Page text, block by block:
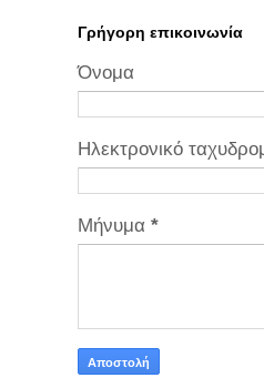
Γρήγορη επικοινωνία
Όνομα
Ηλεκτρονικό
Μήνυμα *